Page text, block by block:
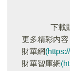
下載
更多精彩内容
財華網
財華智庫網